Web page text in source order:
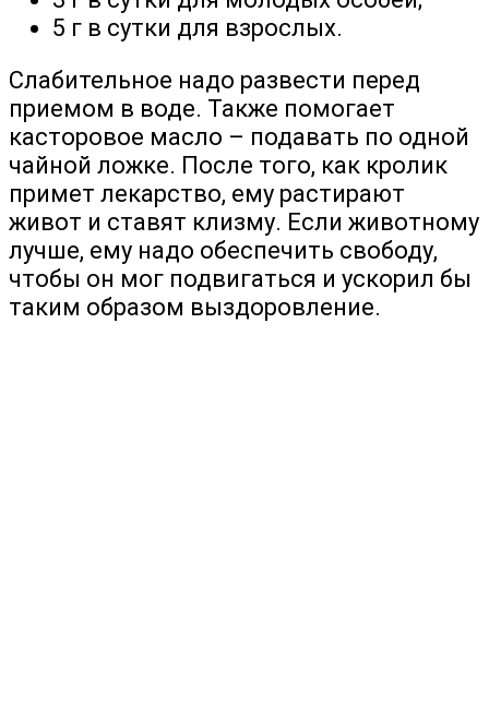
5 г в сутки для взрослых.
Слабительное надо развести перед
приемом в воде. Также помогает
касторовое масло – подавать по одной
чайной ложке. После того, как кролик
примет лекарство, ему растирают
живот и ставят клизму. Если животному
лучше, ему надо обеспечить свободу,
чтобы он мог подвигаться и ускорил бы
таким образом выздоровление.